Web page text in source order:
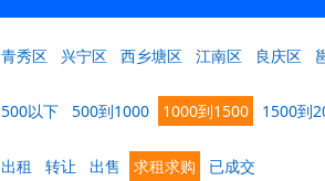
青秀区 兴宁区 西乡塘区 江南区 良庆区
500以下 500到1000 1000到1500 1500到
出租 转让 出售 求租求购 已成交